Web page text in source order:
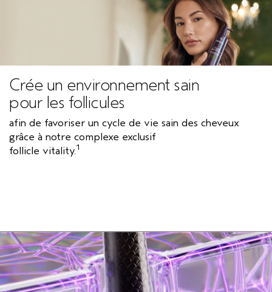
Crée un environnement sain
pour les follicules
afin de favoriser un cycle de vie sain des cheveux
grâce à notre complexe exclusif
follicle vitality.1